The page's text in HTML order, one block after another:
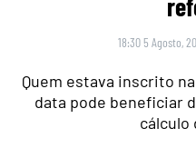
18:30 5 Agosto,
Quem estava inscrito
data pode beneficiar
cálculo